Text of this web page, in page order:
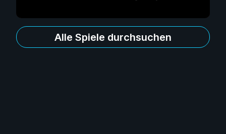
Alle Spiele durchsuchen